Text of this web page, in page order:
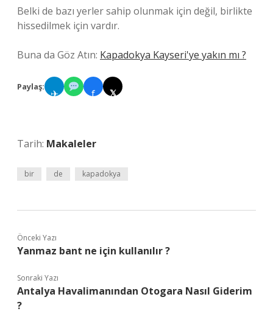
Belki de bazı yerler sahip olunmak için değil, birlikte
hissedilmek için vardır.
Buna da Göz Atın: Kapadokya Kayseri'ye yakın mı ?
Paylaş:
✈ f 𝕏
Tarih: Makaleler
bir de kapadokya
Önceki Yazı
Yanmaz bant ne için kullanılır ?
Sonraki Yazı
Antalya Havalimanından Otogara Nasıl Giderim
?